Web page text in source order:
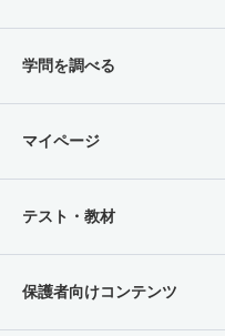
学問を調べる
マイページ
テスト・教材
保護者向けコンテンツ